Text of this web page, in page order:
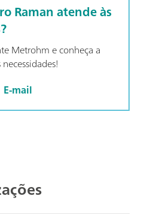
identification with spectral
Raman atende às
Metrohm e conheça a
E-mail